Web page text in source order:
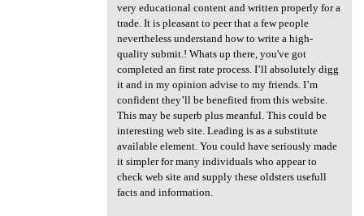
very educational content and written properly for a
trade. It is pleasant to peer that a few people
nevertheless understand how to write a high-
quality submit.! Whats up there, you've got
completed an first rate process. I’ll absolutely digg
it and in my opinion advise to my friends. I’m
confident they’ll be benefited from this website.
This may be superb plus meanful. This could be
interesting web site. Leading is as a substitute
available element. You could have seriously made
it simpler for many individuals who appear to
check web site and supply these oldsters usefull
facts and information.